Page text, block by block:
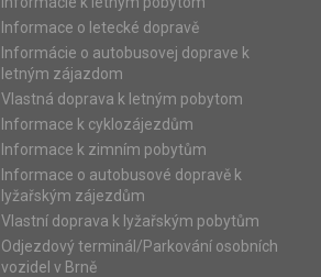
Informace o letecké dopravě
Informácie o autobusovej doprave k
letným zájazdom
Vlastná doprava k letným pobytom
Informace k cyklozájezdům
Informace k zimním pobytům
Informace o autobusové dopravě k
lyžařským zájezdům
Vlastní doprava k lyžařským pobytům
Odjezdový terminál/Parkování osobních
vozidel v Brně